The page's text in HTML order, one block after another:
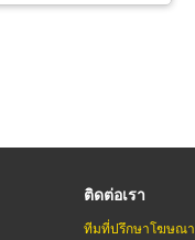
ติดต่อเรา
ทีมที่ปรึกษาโฆษณา